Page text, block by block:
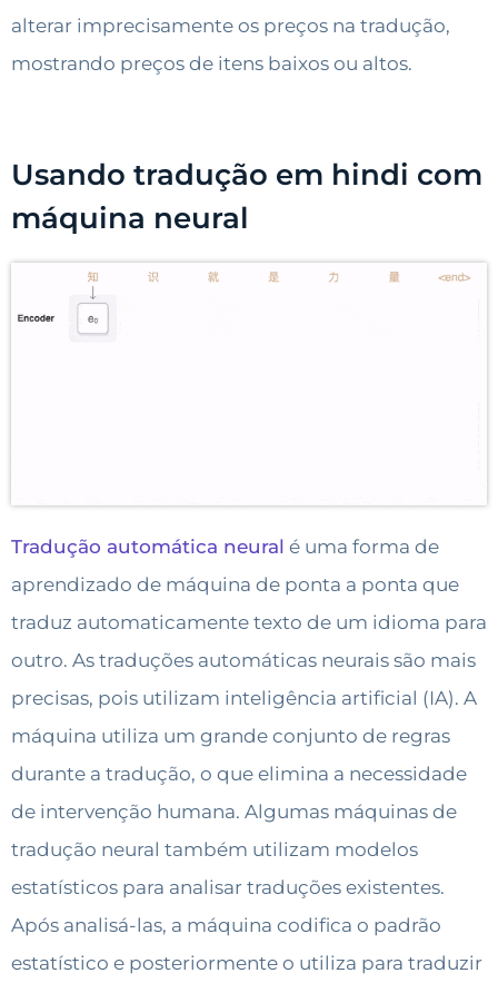
alterar imprecisamente os preços na tradução,
mostrando preços de itens baixos ou altos.
Usando tradução em hindi com
máquina neural
Tradução automática neural é uma forma de
aprendizado de máquina de ponta a ponta que
traduz automaticamente texto de um idioma para
outro. As traduções automáticas neurais são mais
precisas, pois utilizam inteligência artificial (IA). A
máquina utiliza um grande conjunto de regras
durante a tradução, o que elimina a necessidade
de intervenção humana. Algumas máquinas de
tradução neural também utilizam modelos
estatísticos para analisar traduções existentes.
Após analisá-las, a máquina codifica o padrão
estatístico e posteriormente o utiliza para traduzir